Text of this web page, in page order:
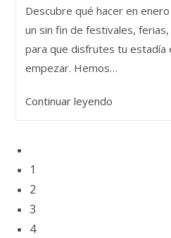
tours
y
Olimpíadas
entrada:
Descubre qué hacer en
un sin fin de festivales,
para que disfrutes tu estadía
empezar. Hemos…
Continuar leyendo¿Qué
a
la
1
2
3
4